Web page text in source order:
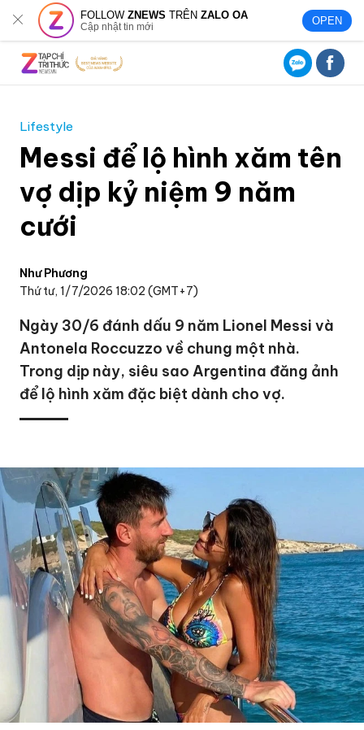
FOLLOWZNEWS TRÊNZALO OA
Cập nhật tin mới OPEN
Lifestyle
Messi để lộ hình xăm tên
vợ dịp kỷ niệm 9 năm
cưới
Như Phương
Thứ tư, 1/7/2026 18:02 (GMT+7)
Ngày 30/6 đánh dấu 9 năm Lionel Messi và
Antonela Roccuzzo về chung một nhà.
Trong dịp này, siêu sao Argentina đăng ảnh
để lộ hình xăm đặc biệt dành cho vợ.